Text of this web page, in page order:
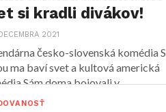
si kradli divákov!
2021
česko-slovenská komédia S
ma baví svet a kultová americká
Sám doma bojovali v...